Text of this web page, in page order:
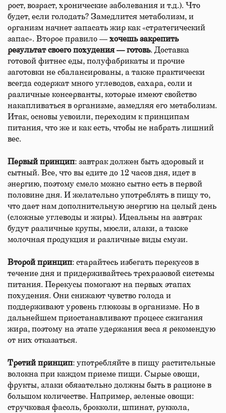
рост, возраст, хронические заболевания и т.д.). Что
будет, если голодать? Замедлится метаболизм, и
организм начнет запасать жир как «стратегический
запас». Второе правило — хочешь закрепить
результат своего похудения — готовь. Доставка
готовой фитнес еды, полуфабрикаты и прочие
заготовки не сбалансированы, а также практически
всегда содержат много углеводов, сахара, соли и
различные консерванты, которые имеют свойство
накапливаться в организме, замедляя его метаболизм.
Итак, основы усвоили, переходим к принципам
питания, что же и как есть, чтобы не набрать лишний
вес.
Первый принцип: завтрак должен быть здоровый и
сытный. Все, что вы едите до 12 часов дня, идет в
энергию, поэтому смело можно сытно есть в первой
половине дня. И желательно употреблять в пищу то,
что дает нам дополнительную энергию на целый день
(сложные углеводы и жиры). Идеальны на завтрак
будут различные крупы, мюсли, злаки, а также
молочная продукция и различные виды смузи.
Второй принцип: старайтесь избегать перекусов в
течение дня и придерживайтесь трехразовой системы
питания. Перекусы помогают на первых этапах
похудения. Они снижают чувство голода и
поддерживают уровень глюкозы в организме. Но в
дальнейшем приостанавливают процесс сжигания
жира, поэтому на этапе удержания веса я рекомендую
от них отказаться.
Третий принцип: употребляйте в пищу растительные
волокна при каждом приеме пищи. Сырые овощи,
фрукты, злаки обязательно должны быть в рационе в
большом количестве. Например, зеленые овощи:
стручковая фасоль, брокколи, шпинат, руккола,